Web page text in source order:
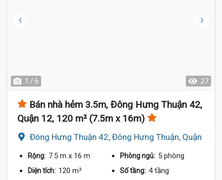
1 / 6 27
Bán nhà hẻm 3.5m, Đông Hưng Thuận 42,
Quận 12, 120 m² (7.5m x 16m)
Đông Hưng Thuận 42, Đông Hưng Thuận, Quận
Rộng: 7.5 m x 16 m Phòng ngủ: 5 phòng
Diện tích: 120 m² Số tầng: 4 tầng